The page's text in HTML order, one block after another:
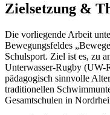
Zielsetzung &
Die vorliegende Arbeit
Bewegungsfeldes
Schulsport. Ziel ist es, zu
Unterwasser-Rugby (UW-
pädagogisch sinnvolle
traditionellen
Gesamtschulen in